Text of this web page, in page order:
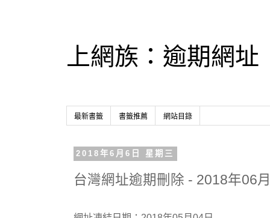
上網族：逾期網址
最新書籤 書籤推薦 網站目錄
2018年6月6日 星期三
台灣網址逾期刪除 - 2018年06